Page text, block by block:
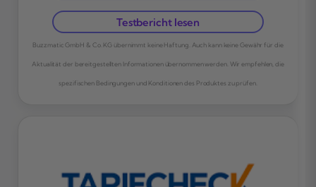
Testbericht lesen
Buzzmatic GmbH & Co. KG übernimmt keine Haftung. Auch kann keine Gewähr für die
Aktualität der bereitgestellten Informationen übernommen werden. Wir empfehlen, die
spezifischen Bedingungen und Konditionen des Produktes zu prüfen.